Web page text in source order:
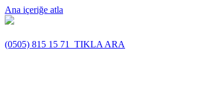
Ana içeriğe atla
(0505) 815 15 71 TIKLA ARA